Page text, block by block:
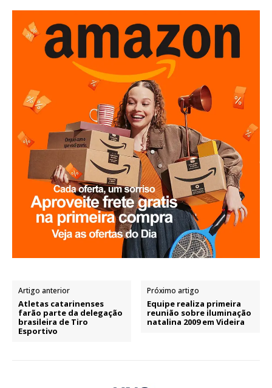
Artigo anterior
Atletas catarinenses
farão parte da delegação
brasileira de Tiro
Esportivo
Próximo artigo
Equipe realiza primeira
reunião sobre iluminação
natalina 2009 em Videira